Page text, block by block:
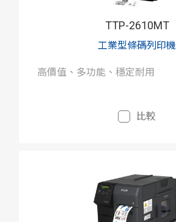
TTP-2610MT
工業型條碼列印機
高價值、多功能、穩定耐用
比較